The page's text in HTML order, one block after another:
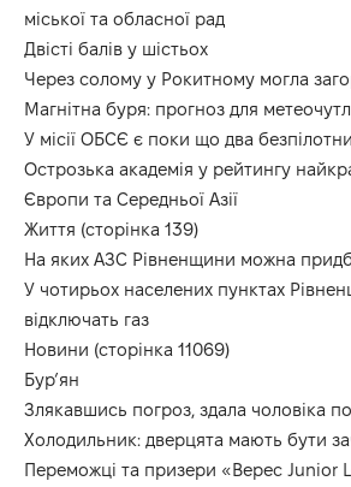
міської та обласної рад
Двісті балів у шістьох
Через солому у Рокитному могла
Магнітна буря: прогноз для
У місії ОБСЄ є поки що два
Острозька академія у рейтингу
Європи та Середньої Азії
Життя (сторінка 139)
На яких АЗС Рівненщини можна
У чотирьох населених пунктах
відключать газ
Новини (сторінка 11069)
Бур’ян
Злякавшись погроз, здала чоловіка
Холодильник: дверцята мають бути
Переможці та призери «Верес Junior